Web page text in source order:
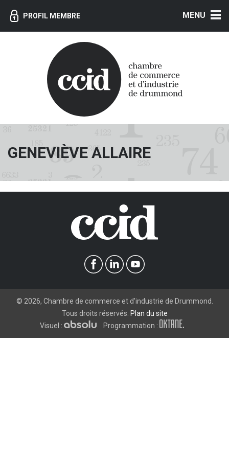
PROFIL MEMBRE
GENEVIÈVE ALLAIRE
© 2026, Chambre de commerce et d’industrie de Drummond.
Tous droits réservés. Plan du site
Visuel :
Programmation :
MENU